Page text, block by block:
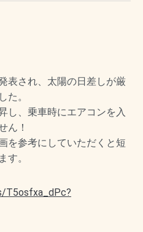
表され、太陽の日差しが厳
た。
し、乗車時にエアコンを入
ん！
を参考にしていただくと短
す。
T5osfxa_dPc?